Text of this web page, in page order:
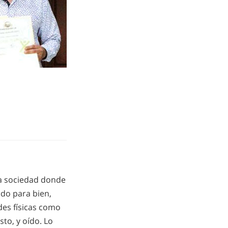
sociedad donde
para bien,
físicas como
y oído. Lo